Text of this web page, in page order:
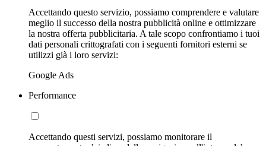
Accettando questo servizio, possiamo comprendere e valutare
meglio il successo della nostra pubblicità online e ottimizzare
la nostra offerta pubblicitaria. A tale scopo confrontiamo i tuoi
dati personali crittografati con i seguenti fornitori esterni se
utilizzi già i loro servizi:
Google Ads
Performance
Accettando questi servizi, possiamo monitorare il